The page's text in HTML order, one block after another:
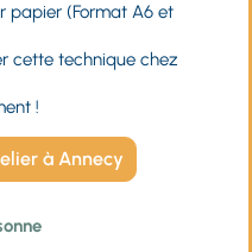
papier (Format A6 et
cette technique chez
!
à Annecy